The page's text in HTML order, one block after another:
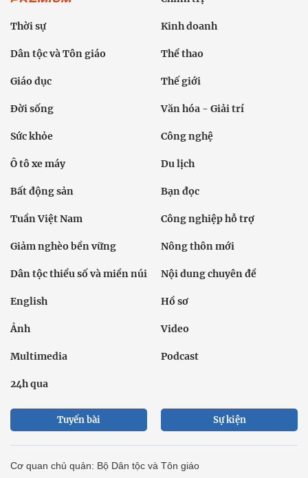
Thời sự Kinh doanh
Dân tộc và Tôn giáo Thể thao
Giáo dục Thế giới
Đời sống Văn hóa - Giải trí
Sức khỏe Công nghệ
Ô tô xe máy Du lịch
Bất động sản Bạn đọc
Tuần Việt Nam Công nghiệp hỗ trợ
Giảm nghèo bền vững Nông thôn mới
Dân tộc thiểu số và miền núi Nội dung chuyên đề
English Hồ sơ
Ảnh Video
Multimedia Podcast
24h qua
Tuyến bài Sự kiện
Cơ quan chủ quản: Bộ Dân tộc và Tôn giáo